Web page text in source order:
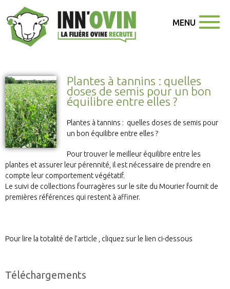
MENU
Plantes à tannins : quelles
doses de semis pour un bon
équilibre entre elles ?
Plantes à tannins : quelles doses de semis pour
un bon équilibre entre elles ?
Pour trouver le meilleur équilibre entre les
plantes et assurer leur pérennité, il est nécessaire de prendre en
compte leur comportement végétatif.
Le suivi de collections fourragères sur le site du Mourier fournit de
premières références qui restent à affiner.
Pour lire la totalité de l’article , cliquez sur le lien ci-dessous
Téléchargements